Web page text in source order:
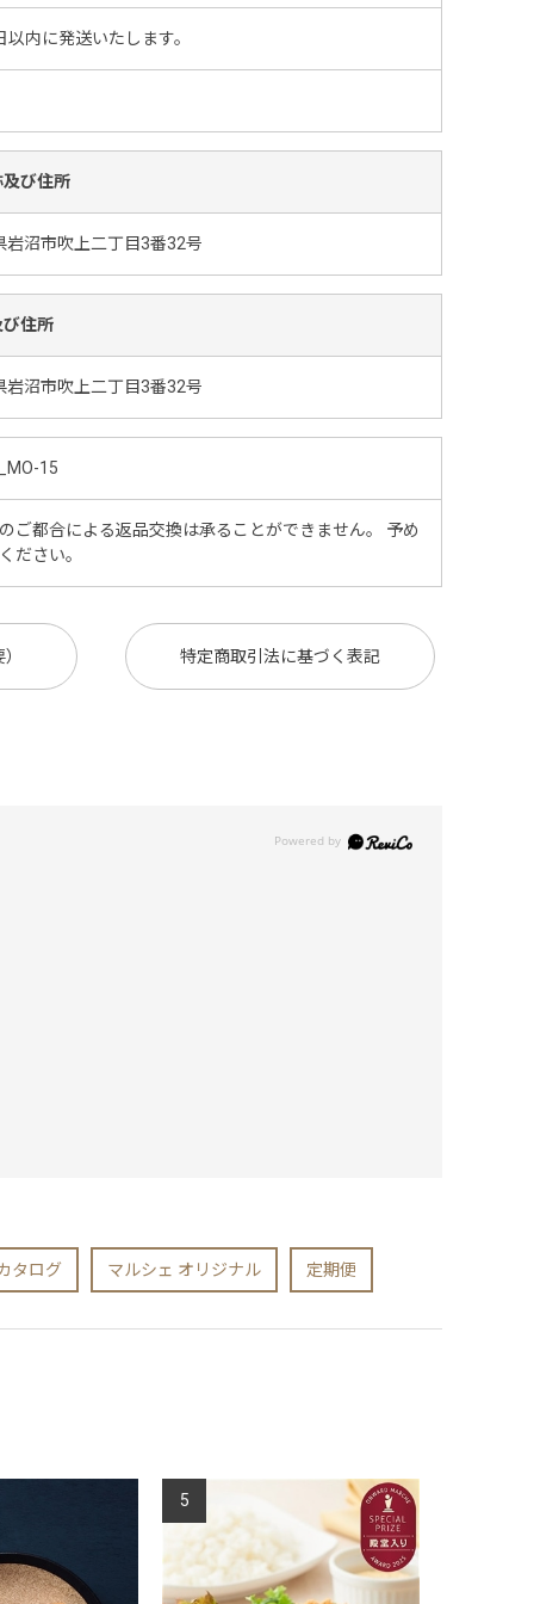
以内に発送いたします。
び住所
沼市吹上二丁目3番32号
住所
沼市吹上二丁目3番32号
15
ご都合による返品交換は承ることができません。 予め
ださい。
特定商取引法に基づく表記
タログ マルシェ オリジナル 定期便
5